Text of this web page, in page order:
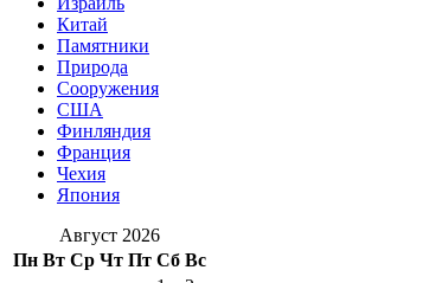
Китай
Памятники
Природа
Сооружения
США
Финляндия
Франция
Чехия
Япония
Август 2026
Пн Вт Ср Чт Пт Сб Вс